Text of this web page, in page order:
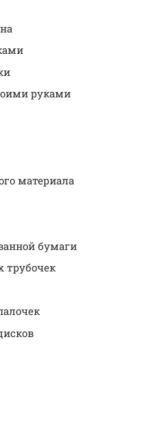
руками
материала
бумаги
трубочек